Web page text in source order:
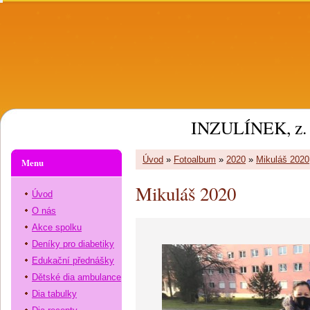
INZULÍNEK, z.
Úvod » Fotoalbum » 2020 » Mikuláš 2020
Mikuláš 2020
Menu
Úvod
O nás
Akce spolku
Deníky pro diabetiky
Edukační přednášky
Dětské dia ambulance
Dia tabulky